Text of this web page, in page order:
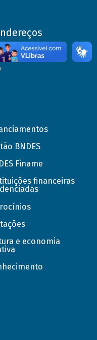
BNDES
Finame
financeiras
e economia